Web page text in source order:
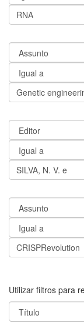
Utilizar filtros para